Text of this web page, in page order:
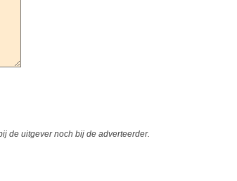
de uitgever noch bij de adverteerder.